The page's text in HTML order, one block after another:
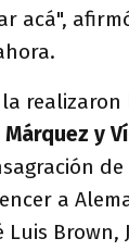
acá",
Márquez y
de
a
Luis Brown,